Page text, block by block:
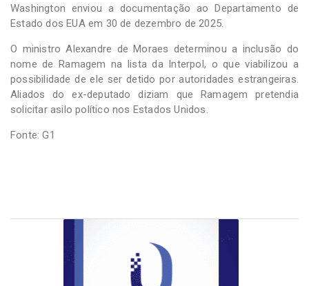
Washington enviou a documentação ao Departamento de
Estado dos EUA em 30 de dezembro de 2025.
O ministro Alexandre de Moraes determinou a inclusão do
nome de Ramagem na lista da Interpol, o que viabilizou a
possibilidade de ele ser detido por autoridades estrangeiras.
Aliados do ex-deputado diziam que Ramagem pretendia
solicitar asilo político nos Estados Unidos.
Fonte: G1